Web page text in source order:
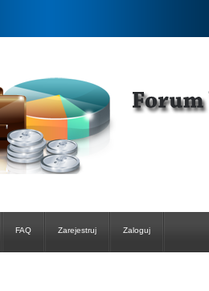
FAQ Zarejestruj Zaloguj